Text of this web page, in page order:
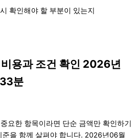
확인해야 할 부분이 있는지
용과 조건 확인 2026년
분
요한 항목이라면 단순 금액만 확인하기
을 함께 살펴야 합니다. 2026년06월